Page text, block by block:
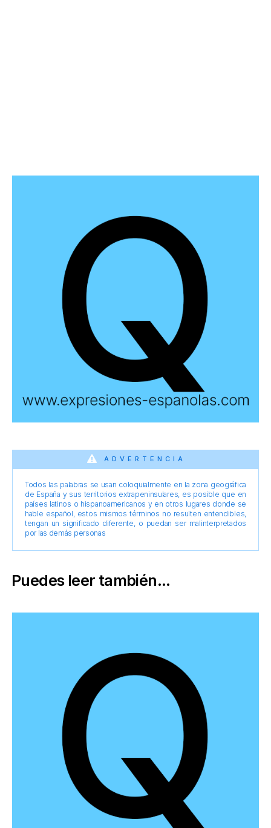
ADVERTENCIA
Todos las palabras se usan coloquialmente en la zona geográfica
de España y sus territorios extrapeninsulares, es posible que en
países latinos o hispanoamericanos y en otros lugares donde se
hable español, estos mismos términos no resulten entendibles,
tengan un significado diferente, o puedan ser malinterpretados
por las demás personas
Puedes leer también...